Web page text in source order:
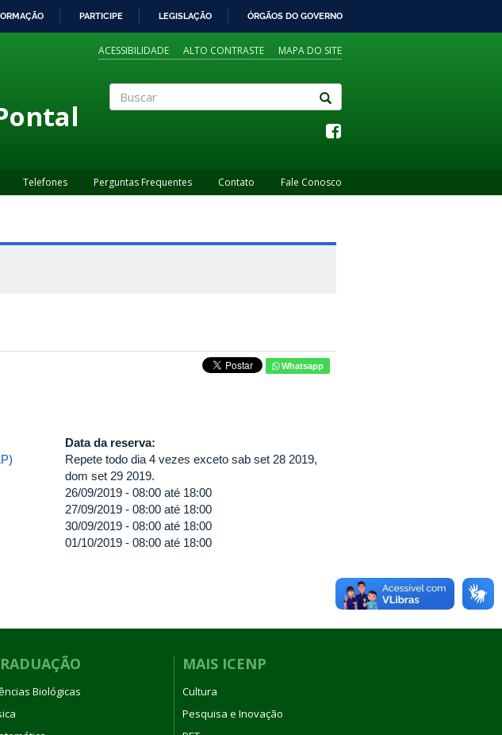
PARTICIPE LEGISLAÇÃO ÓRGÃOS DO GOVERNO
ACESSIBILIDADE ALTO CONTRASTE MAPA DO SITE
Telefones Perguntas Frequentes Contato Fale Conosco
Whatsapp
Data da reserva:
Repete todo dia 4 vezes exceto sab set 28 2019,
dom set 29 2019.
26/09/2019 -08:00 até 18:00
27/09/2019 -08:00 até 18:00
30/09/2019 -08:00 até 18:00
01/10/2019 -08:00 até 18:00
Biológicas
MAIS ICENP
Cultura
Pesquisa e Inovação